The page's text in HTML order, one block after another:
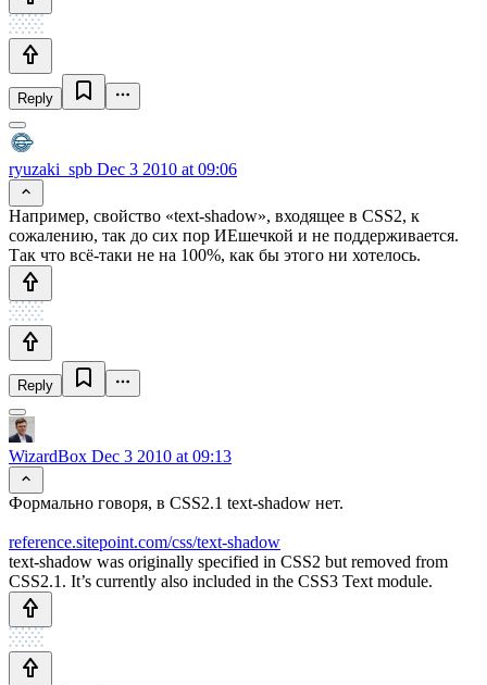
Reply
ryuzaki_spb Dec 3 2010 at 09:06
Например, свойство «text-shadow», входящее в CSS2, к
сожалению, так до сих пор ИЕшечкой и не поддерживается.
Так что всё-таки не на 100%, как бы этого ни хотелось.
Reply
WizardBox Dec 3 2010 at 09:13
Формально говоря, в CSS2.1 text-shadow нет.
reference.sitepoint.com/css/text-shadow
text-shadow was originally specified in CSS2 but removed from
CSS2.1. It’s currently also included in the CSS3 Text module.